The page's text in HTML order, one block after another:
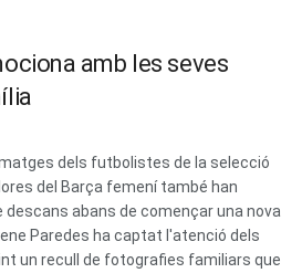
amb les seves
dels futbolistes de la selecció
del Barça femení també han
abans de començar una nova
Paredes ha captat l'atenció dels
un recull de fotografies familiars que